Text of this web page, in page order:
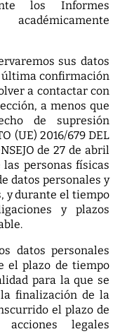
los Informes
sus datos
última confirmación
a contactar con
a menos que
de supresión
(UE) 2016/679 DEL
de 27 de abril
personas físicas
datos personales y
y durante el tiempo
y plazos
datos personales
el plazo de tiempo
para la que se
finalización de la
el plazo de
legales